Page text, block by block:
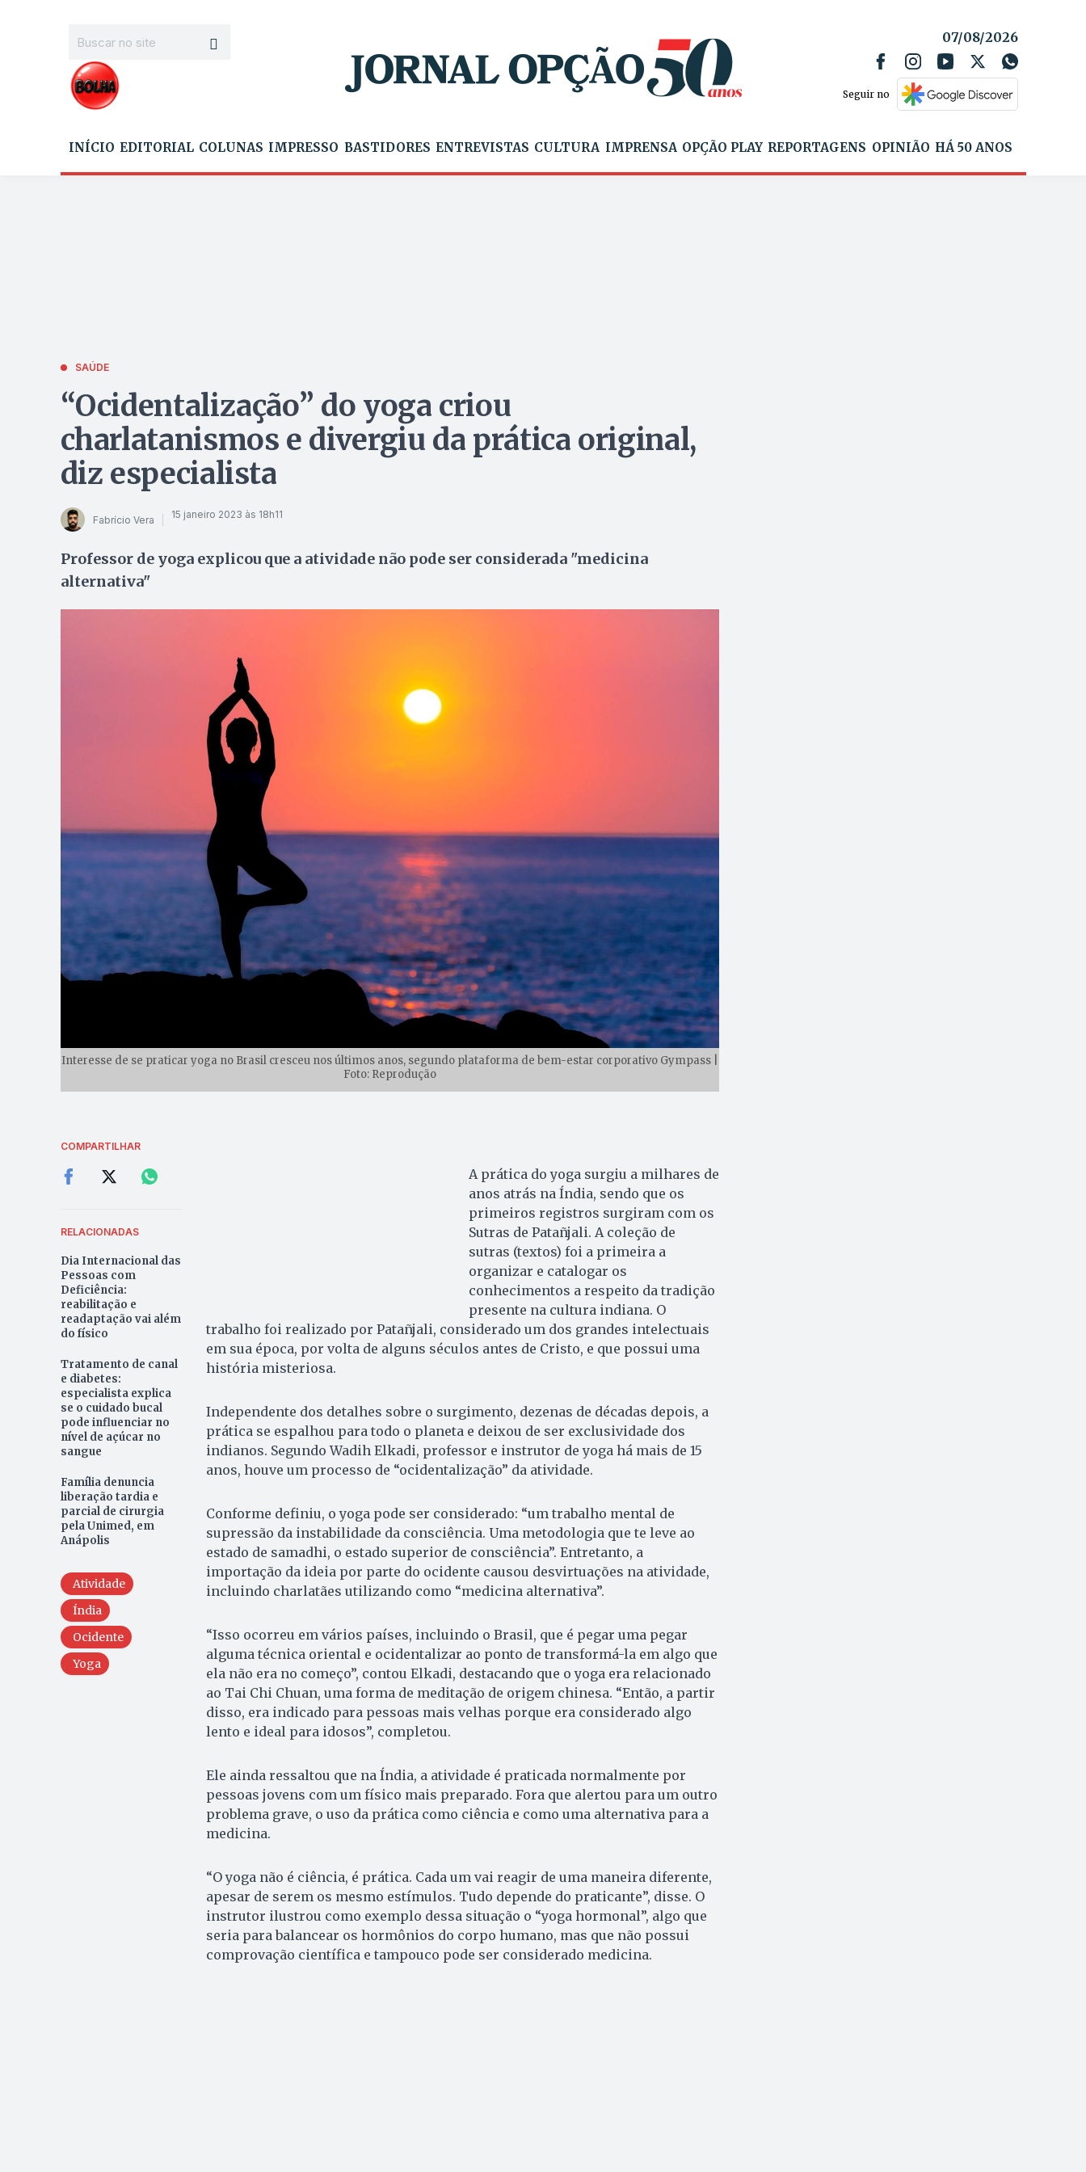
07/08/2026
Seguir no
INÍCIO EDITORIAL COLUNAS IMPRESSO BASTIDORES ENTREVISTAS CULTURA IMPRENSA OPÇÃO PLAY REPORTAGENS OPINIÃO HÁ 50 ANOS
SAÚDE
“Ocidentalização” do yoga criou
charlatanismos e divergiu da prática original,
diz especialista
Fabrício Vera 15 janeiro 2023 às 18h11
Professor de yoga explicou que a atividade não pode ser considerada "medicina
alternativa"
Interesse de se praticar yoga no Brasil cresceu nos últimos anos, segundo plataforma de bem-estar corporativo Gympass |
Foto: Reprodução
COMPARTILHAR
RELACIONADAS
Dia Internacional das
Pessoas com
Deficiência:
reabilitação e
readaptação vai além
do físico
Tratamento de canal
e diabetes:
especialista explica
se o cuidado bucal
pode influenciar no
nível de açúcar no
sangue
Família denuncia
liberação tardia e
parcial de cirurgia
pela Unimed, em
Anápolis
Atividade
Índia
Ocidente
Yoga
A prática do yoga surgiu a milhares de
anos atrás na Índia, sendo que os
primeiros registros surgiram com os
Sutras de Patañjali. A coleção de
sutras (textos) foi a primeira a
organizar e catalogar os
conhecimentos a respeito da tradição
presente na cultura indiana. O
trabalho foi realizado por Patañjali, considerado um dos grandes intelectuais
em sua época, por volta de alguns séculos antes de Cristo, e que possui uma
história misteriosa.
Independente dos detalhes sobre o surgimento, dezenas de décadas depois, a
prática se espalhou para todo o planeta e deixou de ser exclusividade dos
indianos. Segundo Wadih Elkadi, professor e instrutor de yoga há mais de 15
anos, houve um processo de “ocidentalização” da atividade.
Conforme definiu, o yoga pode ser considerado: “um trabalho mental de
supressão da instabilidade da consciência. Uma metodologia que te leve ao
estado de samadhi, o estado superior de consciência”. Entretanto, a
importação da ideia por parte do ocidente causou desvirtuações na atividade,
incluindo charlatães utilizando como “medicina alternativa”.
“Isso ocorreu em vários países, incluindo o Brasil, que é pegar uma pegar
alguma técnica oriental e ocidentalizar ao ponto de transformá-la em algo que
ela não era no começo”, contou Elkadi, destacando que o yoga era relacionado
ao Tai Chi Chuan, uma forma de meditação de origem chinesa. “Então, a partir
disso, era indicado para pessoas mais velhas porque era considerado algo
lento e ideal para idosos”, completou.
Ele ainda ressaltou que na Índia, a atividade é praticada normalmente por
pessoas jovens com um físico mais preparado. Fora que alertou para um outro
problema grave, o uso da prática como ciência e como uma alternativa para a
medicina.
“O yoga não é ciência, é prática. Cada um vai reagir de uma maneira diferente,
apesar de serem os mesmo estímulos. Tudo depende do praticante”, disse. O
instrutor ilustrou como exemplo dessa situação o “yoga hormonal”, algo que
seria para balancear os hormônios do corpo humano, mas que não possui
comprovação científica e tampouco pode ser considerado medicina.